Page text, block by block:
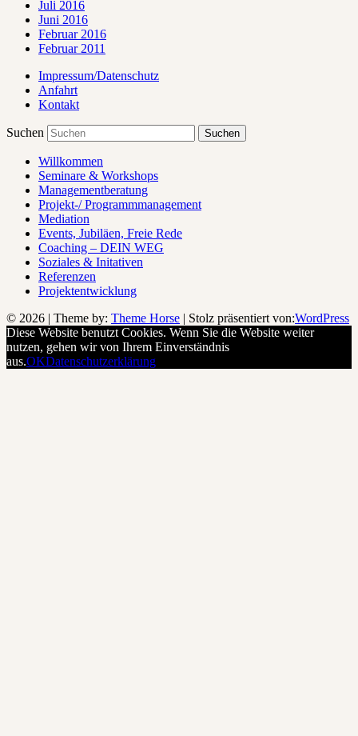
Juli 2016
Juni 2016
Februar 2016
Februar 2011
Impressum/Datenschutz
Anfahrt
Kontakt
Suchen
Willkommen
Seminare & Workshops
Managementberatung
Projekt-/ Programmmanagement
Mediation
Events, Jubiläen, Freie Rede
Coaching – DEIN WEG
Soziales & Initativen
Referenzen
Projektentwicklung
© 2026 | Theme by: Theme Horse | Stolz präsentiert von:WordPress
Diese Website benutzt Cookies. Wenn Sie die Website weiter
nutzen, gehen wir von Ihrem Einverständnis
aus.OKDatenschutzerklärung